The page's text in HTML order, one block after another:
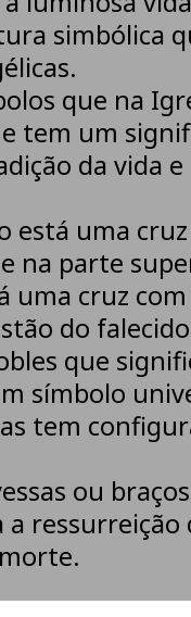
simbólica
que na
tem um
da vida
está uma
na parte
uma cruz
do
que
símbolo
tem
ou